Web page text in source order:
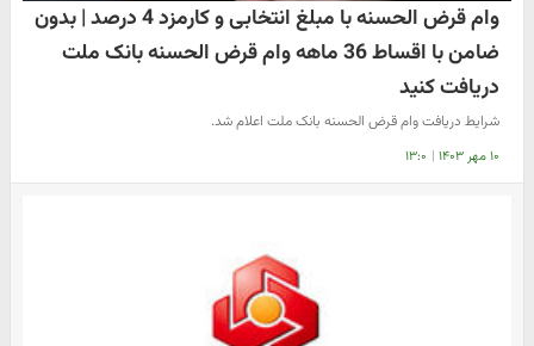
وام قرض الحسنه با مبلغ انتخابی و کارمزد 4 درصد | بدون
ضامن با اقساط 36 ماهه وام قرض الحسنه بانک ملت
دریافت کنید
شرایط دریافت وام قرض الحسنه بانک ملت اعلام شد.
۱۰ مهر ۱۴۰۳ | ۱۳:۰